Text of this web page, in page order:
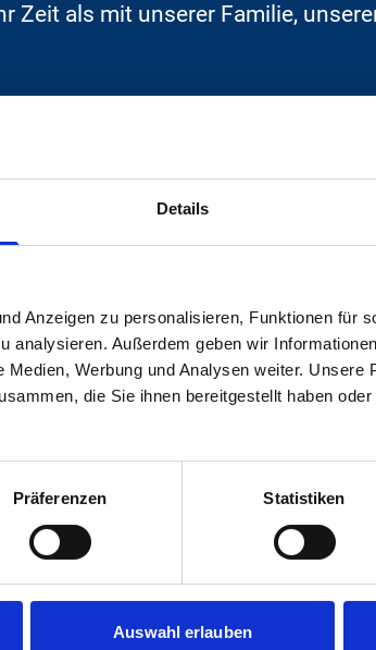
Details
Anzeigen zu personalisieren, Funktionen für
analysieren. Außerdem geben wir
Werbung und Analysen weiter. Unsere
die Sie ihnen bereitgestellt haben
Präferenzen Statistiken
Auswahl erlauben
als mit unserer Familie,
Gehalt ist es inzwischen
ist und die sekundären
von Homeoffice? Habe ich
mich
so einfach und kann sich oft
eine Bewerbung, geschweige
haben es uns zur Aufgabe
der Suche nach dem idealen
Dafür möchten wir Sie
verstehen, um Ihnen darauf